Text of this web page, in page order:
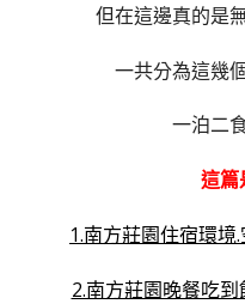
但在這邊真的是
一共分為這幾
一泊二
這篇
1.南方莊園住宿環
2.南方莊園晚餐吃